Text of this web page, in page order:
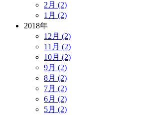
2月 (2)
1月 (2)
2018年
12月 (2)
11月 (2)
10月 (2)
9月 (2)
8月 (2)
7月 (2)
6月 (2)
5月 (2)